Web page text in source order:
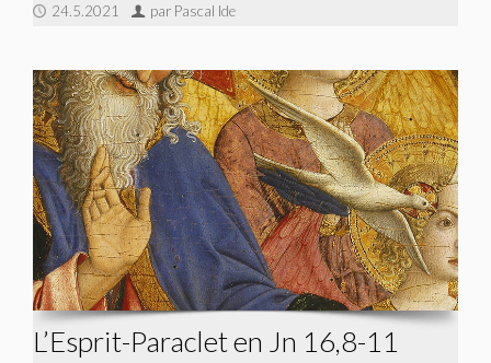
24.5.2021 par Pascal Ide
L’Esprit-Paraclet en Jn 16,8-11